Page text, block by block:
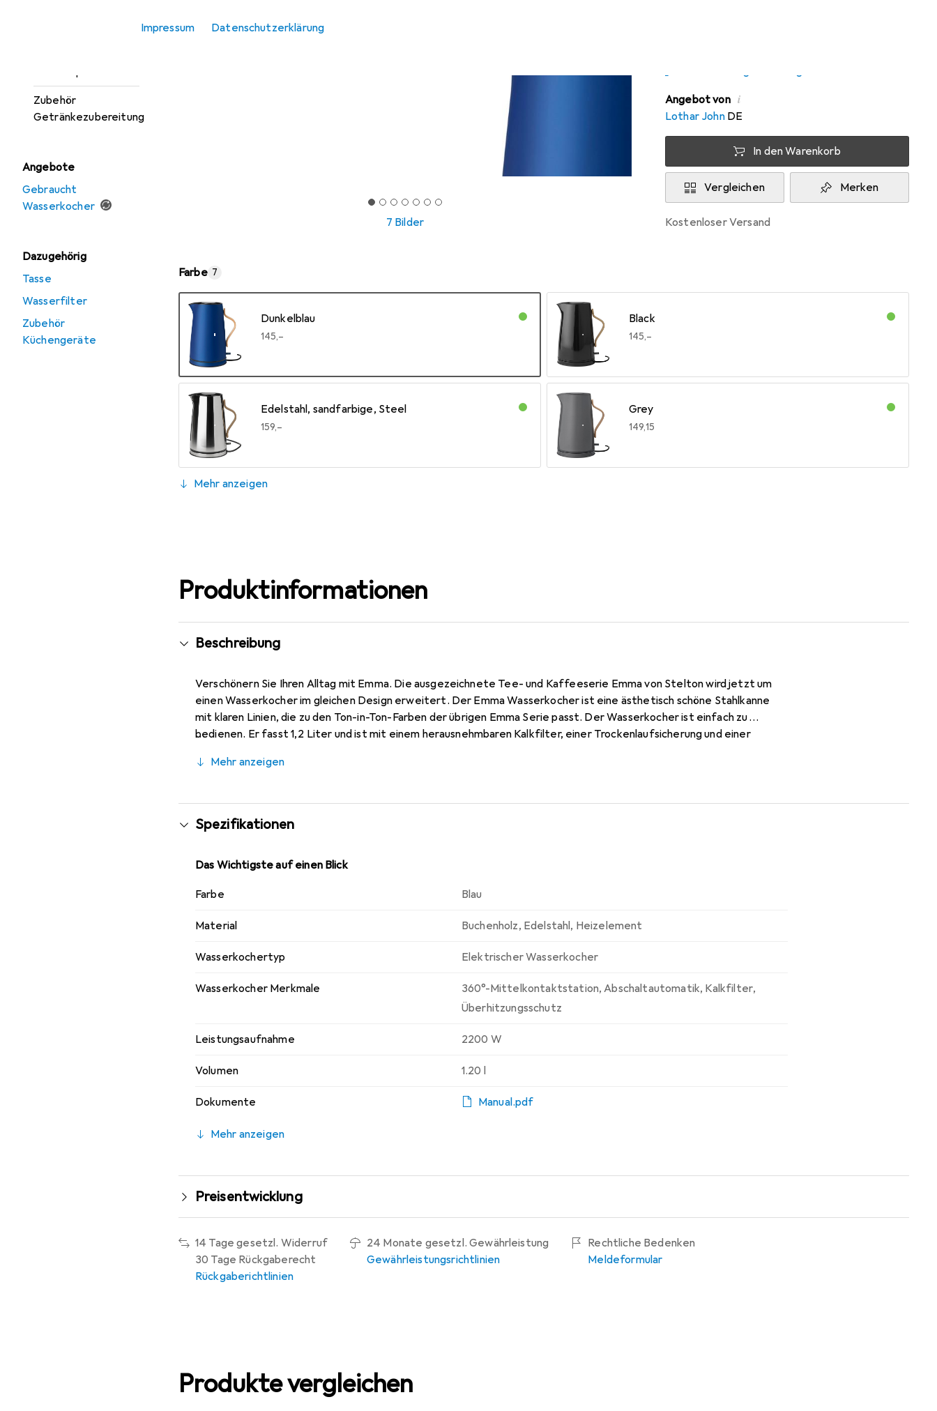
Impressum Datenschutzerklärung
Wassersprudler
Zubehör
Getränkezubereitung
Angebote
Gebraucht
Wasserkocher
Dazugehörig
Tasse
Wasserfilter
Zubehör
Küchengeräte
7 Bilder
Angebot von i
Lothar John DE
In den Warenkorb
Vergleichen Merken
kostenloser Versand
Farbe 7
Dunkelblau
EUR
145,–
Black
EUR
145,–
Edelstahl, sandfarbige, Steel
EUR
159,–
Grey
EUR
149,15
Mehr anzeigen
Produktinformationen
Beschreibung
Verschönern Sie Ihren Alltag mit Emma. Die ausgezeichnete Tee- und Kaffeeserie Emma von Stelton wird jetzt um
einen Wasserkocher im gleichen Design erweitert. Der Emma Wasserkocher ist eine ästhetisch schöne Stahlkanne
mit klaren Linien, die zu den Ton-in-Ton-Farben der übrigen Emma Serie passt. Der Wasserkocher ist einfach zu
bedienen. Er fasst 1,2 Liter und ist mit einem herausnehmbaren Kalkfilter, einer Trockenlaufsicherung und einer
den Tisch gestellt werden kann.
Mehr anzeigen
Spezifikationen
Das Wichtigste auf einen Blick
Farbe Blau
Material Buchenholz, Edelstahl, Heizelement
Wasserkochertyp Elektrischer Wasserkocher
Wasserkocher Merkmale 360°-Mittelkontaktstation,Abschaltautomatik, Kalkfilter,
Überhitzungsschutz
Leistungsaufnahme 2200 W
Volumen 1.20 l
Dokumente Manual.pdf
Mehr anzeigen
Preisentwicklung
14 Tage gesetzl. Widerruf
30 Tage Rückgaberecht
Rückgaberichtlinien
24 Monate gesetzl. Gewährleistung
Gewährleistungsrichtlinien
Rechtliche Bedenken
Meldeformular
Produkte vergleichen